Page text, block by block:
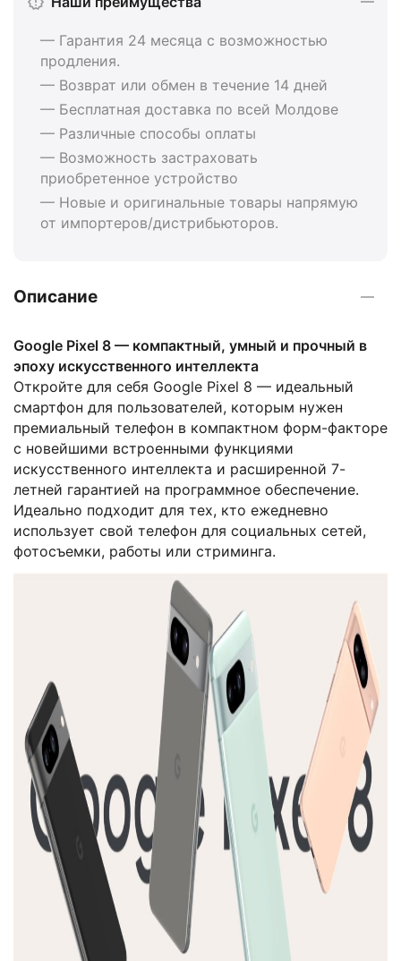
— Гарантия 24 месяца с возможностью
продления.
— Возврат или обмен в течение 14 дней
— Бесплатная доставка по всей Молдове
— Различные способы оплаты
— Возможность застраховать
приобретенное устройство
— Новые и оригинальные товары напрямую
от импортеров/дистрибьюторов.
Описание
Google Pixel 8 — компактный, умный и прочный в
эпоху искусственного интеллекта
Откройте для себя Google Pixel 8 — идеальный
смартфон для пользователей, которым нужен
премиальный телефон в компактном форм-факторе
с новейшими встроенными функциями
искусственного интеллекта и расширенной 7-
летней гарантией на программное обеспечение.
Идеально подходит для тех, кто ежедневно
использует свой телефон для социальных сетей,
фотосъемки, работы или стриминга.